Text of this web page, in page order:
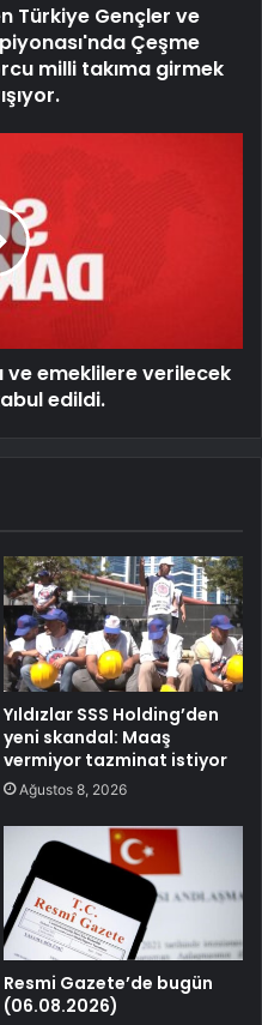
Türkiye Gençler ve
Çeşme
milli takıma girmek
ve emeklilere verilecek
edildi.
Yıldızlar SSS Holding’den
yeni skandal: Maaş
vermiyor tazminat istiyor
Ağustos 8, 2026
Resmi Gazete’de bugün
(06.08.2026)